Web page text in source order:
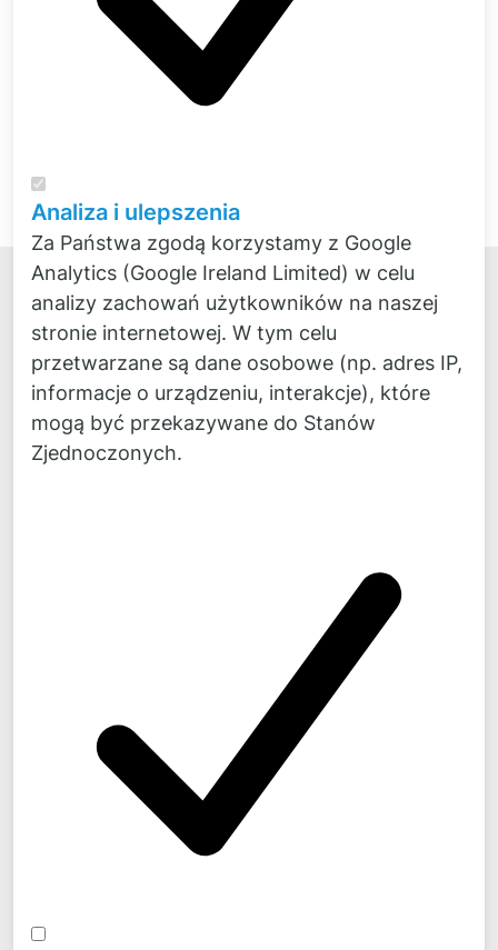
Kontakt
Fon:
+49 4
0 300 870 30
Fax:
+49 40 300 870 50
Aktualności, podstawowe informacje i komentarze na
temat naszych projektów można znaleźć codziennie
Analiza i ulepszenia
Za Państwa zgodą korzystamy z Google
Analytics (Google Ireland Limited) w celu
analizy zachowań użytkowników na naszej
stronie internetowej. W tym celu
przetwarzane są dane osobowe (np. adres IP,
informacje o urządzeniu, interakcje), które
mogą być przekazywane do Stanów
Zjednoczonych.